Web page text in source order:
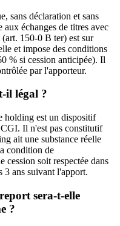
sans déclaration et sans
échanges de titres avec
(art. 150-0 B ter) est sur
et impose des conditions
% si cession anticipée). Il
par l'apporteur.
il légal ?
holding est un dispositif
Il n'est pas constitutif
ait une substance réelle
condition de
cession soit respectée dans
3 ans suivant l'apport.
sera-t-elle
?